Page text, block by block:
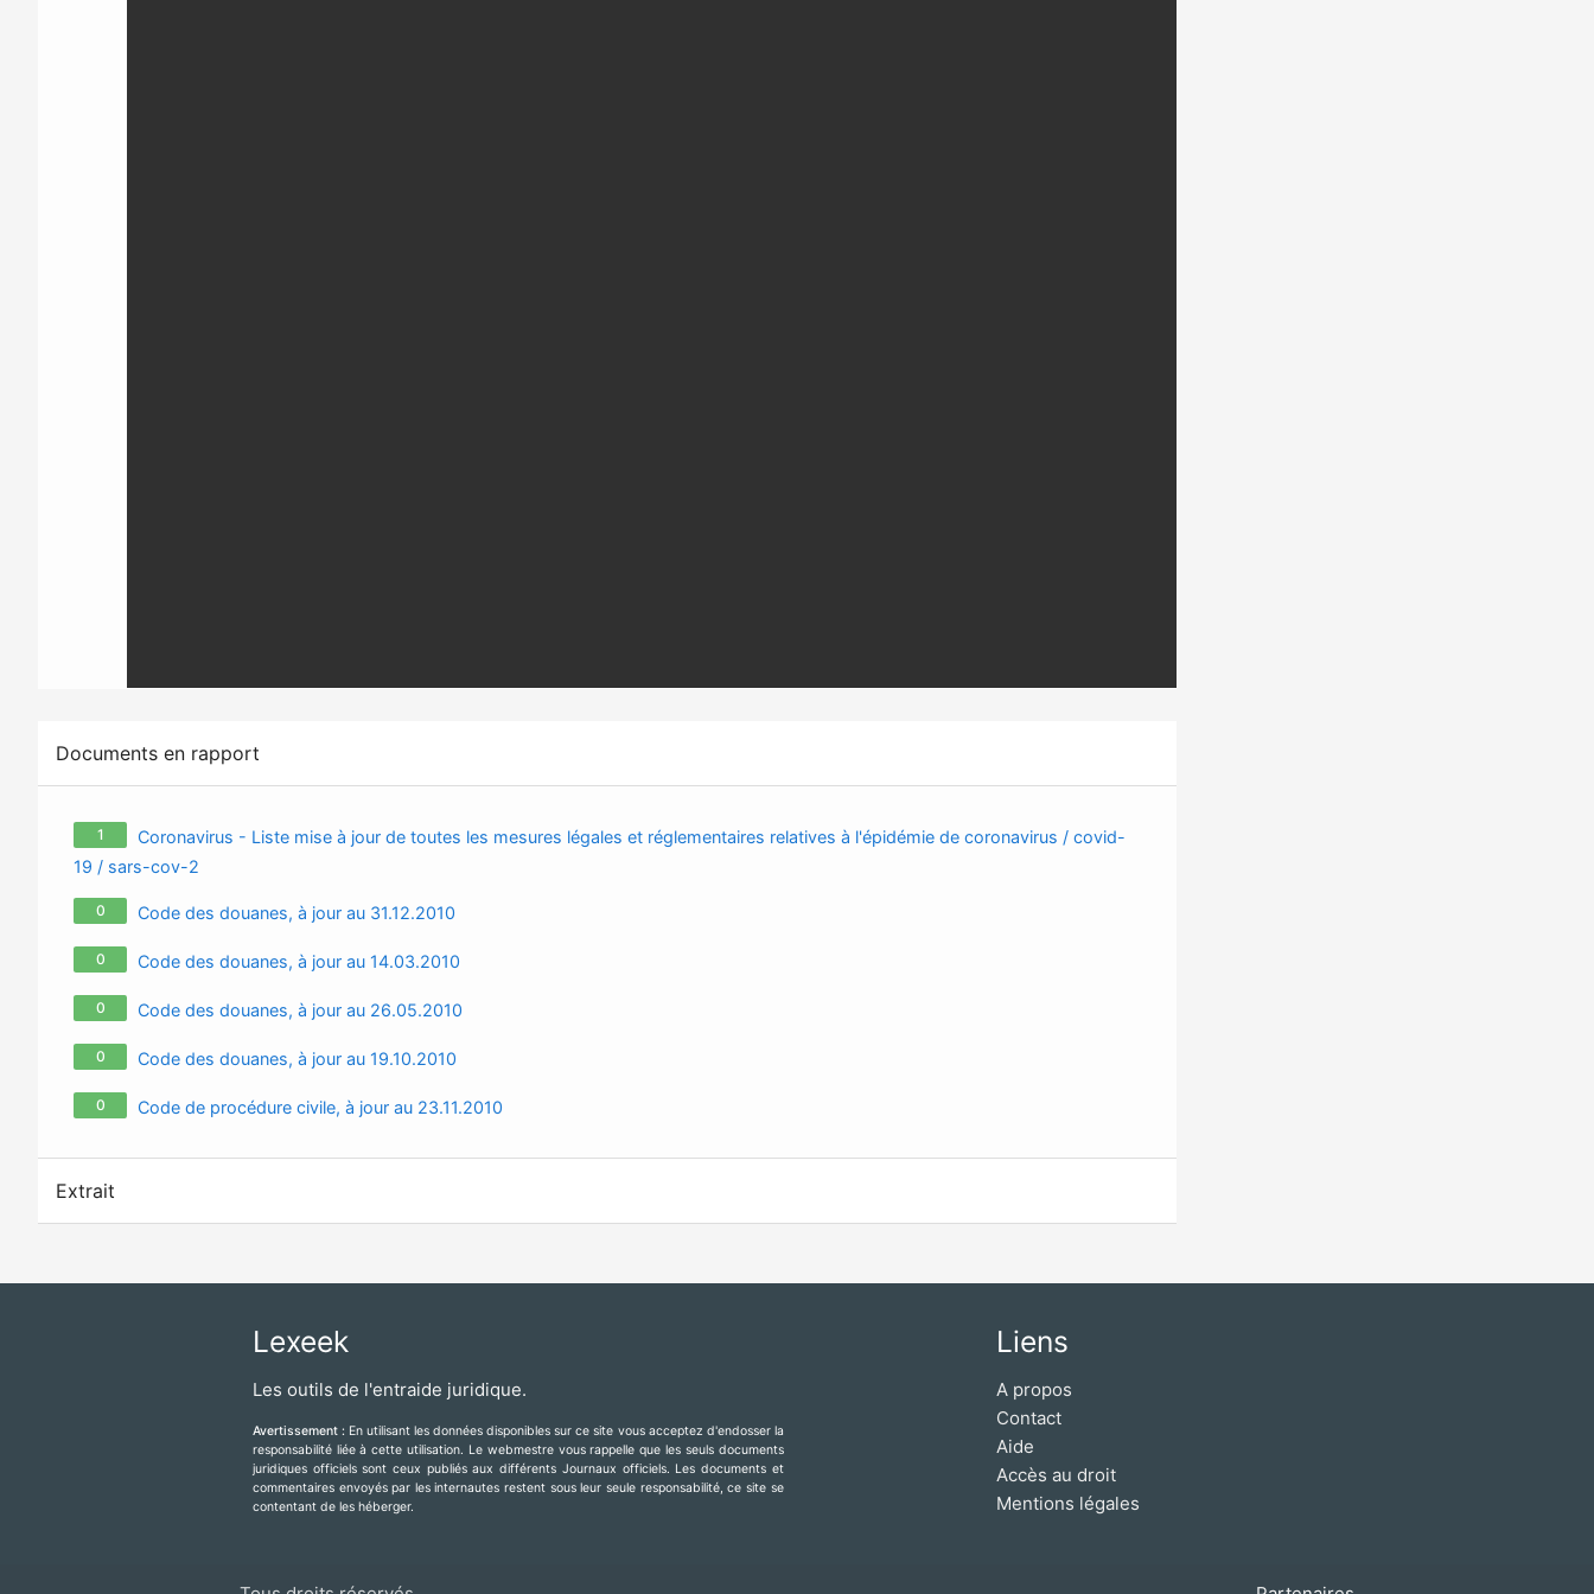
Documents en rapport
1
Coronavirus - Liste mise à jour de toutes les mesures légales et réglementaires relatives à l'épidémie de coronavirus / covid-
19 / sars-cov-2
0 Code des douanes, à jour au 31.12.2010
0 Code des douanes, à jour au 14.03.2010
0 Code des douanes, à jour au 26.05.2010
0 Code des douanes, à jour au 19.10.2010
0 Code de procédure civile, à jour au 23.11.2010
Extrait
Lexeek
Les outils de l'entraide juridique.
Avertissement : En utilisant les données disponibles sur ce site vous acceptez d'endosser la
responsabilité liée à cette utilisation. Le webmestre vous rappelle que les seuls documents
juridiques officiels sont ceux publiés aux différents Journaux officiels. Les documents et
commentaires envoyés par les internautes restent sous leur seule responsabilité, ce site se
contentant de les héberger.
Liens
A propos
Contact
Aide
Accès au droit
Mentions légales